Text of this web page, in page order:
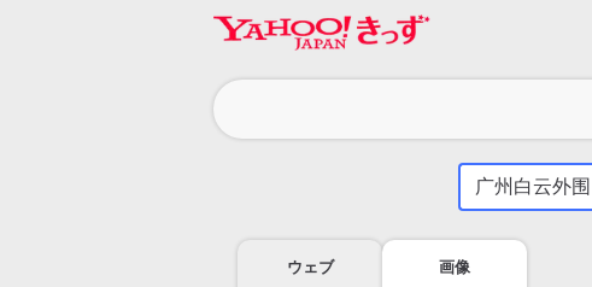
気
に
こ
ウェブ 画像